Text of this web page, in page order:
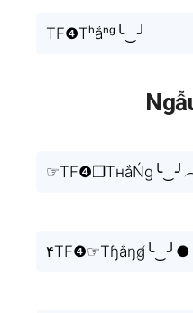
TF❹Tʰắⁿᵍ╰‿╯
۴TF❹☞Tɧắŋg̸╰‿╯●